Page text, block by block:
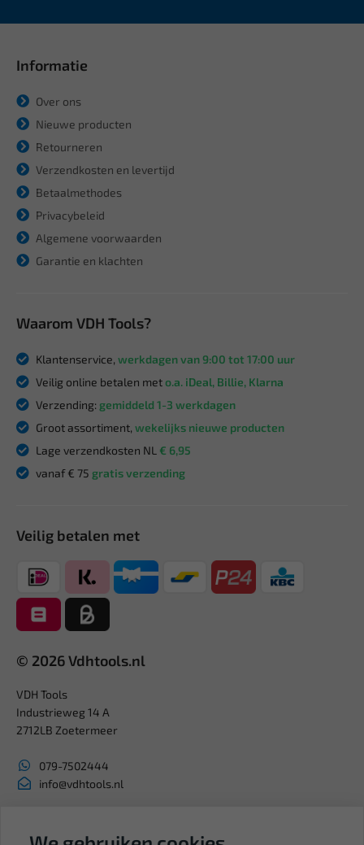
Informatie
Over ons
Nieuwe producten
Retourneren
Verzendkosten en levertijd
Betaalmethodes
Privacybeleid
Algemene voorwaarden
Garantie en klachten
Waarom VDH Tools?
Klantenservice, werkdagen van 9:00 tot 17:00 uur
Veilig online betalen meto.a. iDeal, Billie, Klarna
Verzending: gemiddeld 1-3 werkdagen
Groot assortiment, wekelijks nieuwe producten
Lage verzendkosten NL € 6,95
vanaf € 75 gratis verzending
Veilig betalen met
© 2026 Vdhtools.nl
VDH Tools
Industrieweg 14 A
2712LB Zoetermeer
079-7502444
info@vdhtools.nl
BTW: NL819958657B01